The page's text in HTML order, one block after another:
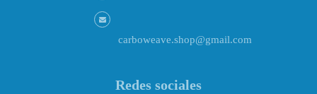
carboweave.shop@gmail.com
Redes sociales